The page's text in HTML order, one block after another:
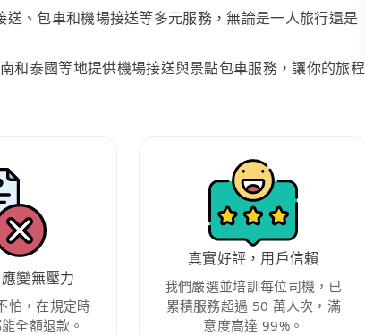
、包車和機場接送等多元服務，無論是一人旅行還是
和泰國等地提供機場接送與景點包車服務，讓你的旅程
變無壓力
怕，在規定時
全額退款。
真實好評，用戶信賴
我們嚴選並培訓每位司機，已
累積服務超過 50 萬人次，滿
意度高達 99%。